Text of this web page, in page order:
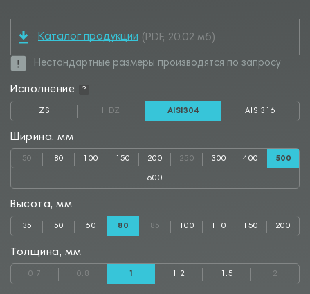
Каталог продукции (PDF, 20.02 мб)
Нестандартные размеры производятся по запросу
Исполнение ?
ZS HDZ AISI304 AISI316
Ширина, мм
50 80 100 150 200 250 300 400 500
600
Высота, мм
35 50 60 80 85 100 110 150 200
Толщина, мм
0.7 0.8 1 1.2 1.5 2